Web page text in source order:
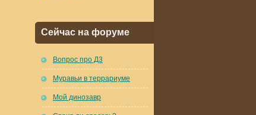
Сейчас на форуме
Вопрос про Д3
Муравьи в террариуме
Мой динозавр